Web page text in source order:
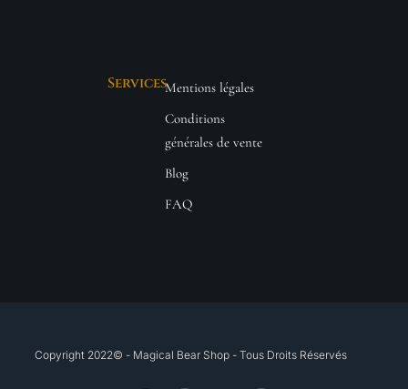
ServicesMentions légales
Conditions
générales de vente
Blog
FAQ
Copyright 2022© - Magical Bear Shop - Tous Droits Réservés​
F Y